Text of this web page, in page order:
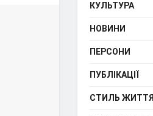
КУЛЬТУРА
НОВИНИ
ПЕРСОНИ
ПУБЛІКАЦІЇ
СТИЛЬ ЖИТТЯ